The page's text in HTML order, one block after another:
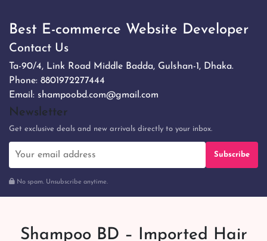
Best E-commerce Website Developer
Contact Us
Ta-90/4, Link Road Middle Badda, Gulshan-1, Dhaka.
Phone: 8801972277444
Email: shampoobd.com@gmail.com
Newsletter
Get exclusive deals and new arrivals directly to your inbox.
Subscribe
No spam. Unsubscribe anytime.
Shampoo BD – Imported Hair